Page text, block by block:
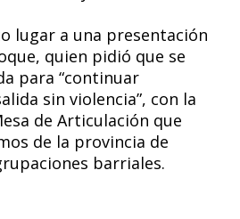
lugar a una presentación
quien pidió que se
para “continuar
sin violencia”, con la
de Articulación que
de la provincia de
barriales.